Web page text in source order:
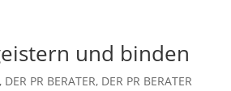
und binden
, DER PR BERATER, DER PR BERATER